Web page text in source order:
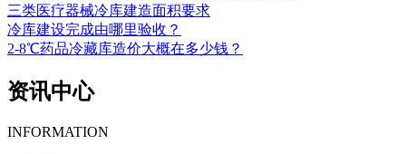
三类医疗器械冷库建造面积要求
冷库建设完成由哪里验收？
2-8℃药品冷藏库造价大概在多少钱？
资讯中心
INFORMATION